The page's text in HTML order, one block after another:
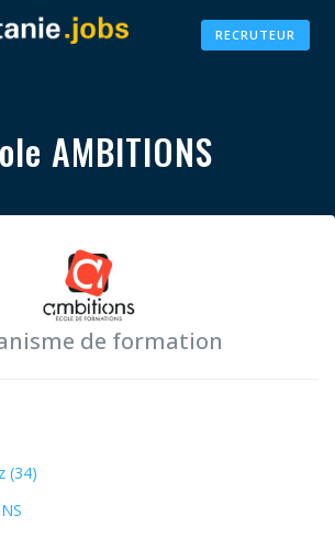
RECRUTEUR
AMBITIONS
de formation
(34)